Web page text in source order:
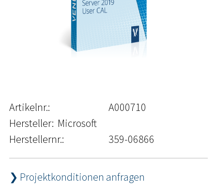
Artikelnr.:
A000710
Hersteller: Microsoft
Herstellernr.:
359-06866
❯ Projektkonditionen anfragen